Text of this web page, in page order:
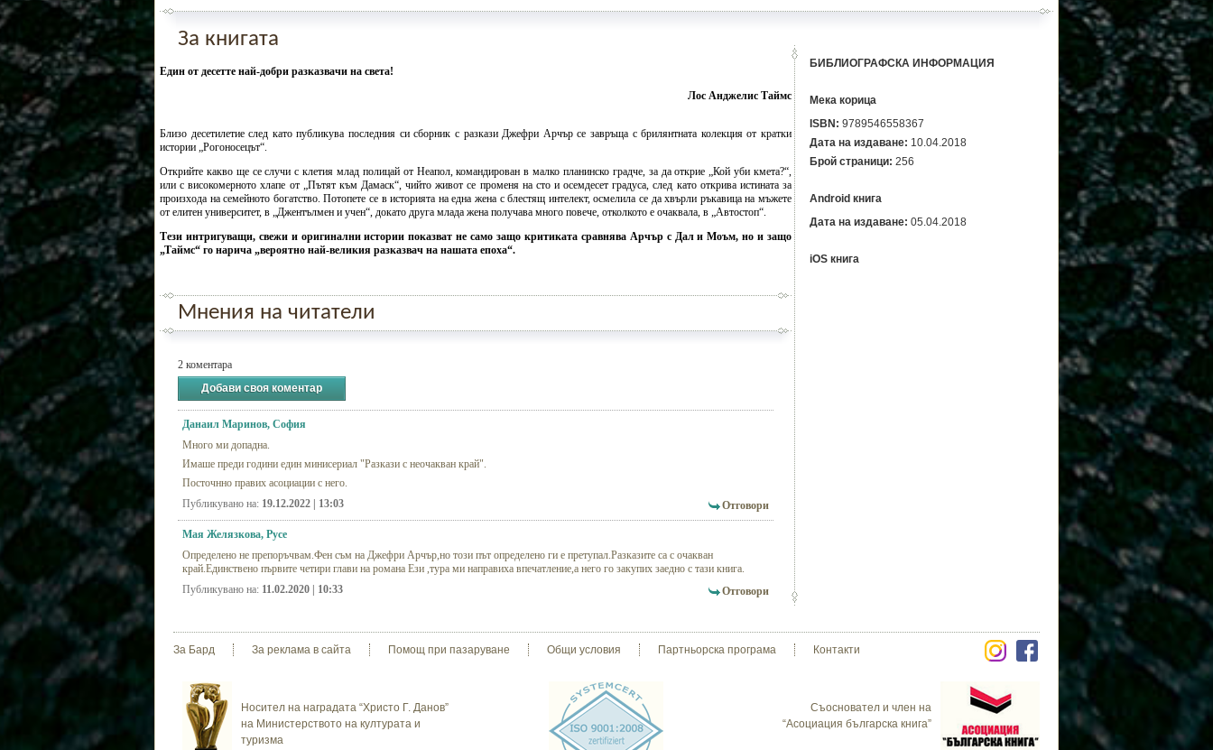
За книгата
Един от десетте най-добри разказвачи на света!
Лос Анджелис Таймс
Близо десетилетие след като публикува последния си сборник с разкази Джефри Арчър се завръща с брилянтната колекция от кратки
истории „Рогоносецът“.
Открийте какво ще се случи с клетия млад полицай от Неапол, командирован в малко планинско градче, за да открие „Кой уби кмета?“,
или с високомерното хлапе от „Пътят към Дамаск“, чийто живот се променя на сто и осемдесет градуса, след като открива истината за
произхода на семейното богатство. Потопете се в историята на една жена с блестящ интелект, осмелила се да хвърли ръкавица на мъжете
от елитен университет, в „Джентълмен и учен“, докато друга млада жена получава много повече, отколкото е очаквала, в „Автостоп“.
Тези интригуващи, свежи и оригинални истории показват не само защо критиката сравнява Арчър с Дал и Моъм, но и защо
„Таймс“ го нарича „вероятно най-великия разказвач на нашата епоха“.
Мнения на читатели
2 коментара
Добави своя коментар
Данаил Маринов, София
Много ми допадна.
Имаше преди години един минисериал "Разкази с неочакван край".
Посточнно правих асоциации с него.
Публикувано на: 19.12.2022 | 13:03 Отговори
Мая Желязкова, Русе
Определено не препоръчвам.Фен съм на Джефри Арчър,но този път определено ги е претупал.Разказите са с очакван
край.Единствено първите четири глави на романа Ези ,тура ми направиха впечатление,а него го закупих заедно с тази книга.
Публикувано на: 11.02.2020 | 10:33 Отговори
БИБЛИОГРАФСКА ИНФОРМАЦИЯ
Мека корица
ISBN: 9789546558367
Дата на издаване: 10.04.2018
Брой страници: 256
Android книга
Дата на издаване: 05.04.2018
iOS книга
За Бард За реклама в сайта Помощ при пазаруване Общи условия Партньорска програма Контакти
Носител на наградата “Христо Г. Данов”
на Министерството на културата и
туризма
Съосновател и член на
“Асоциация българска книга”